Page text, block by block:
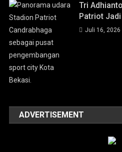
Tri
Patriot
Juli 16, 2026
ADVERTISEMENT